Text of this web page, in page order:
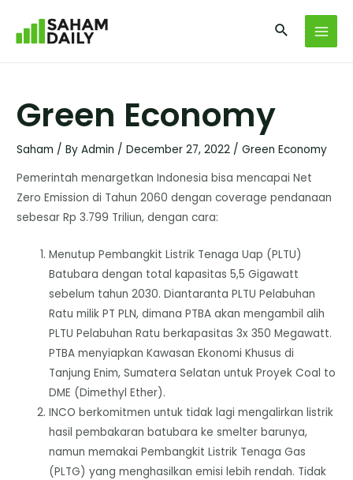
Green Economy
Saham / ByAdmin /December 27, 2022 /Green Economy
Pemerintah menargetkan Indonesia bisa mencapai Net
Zero Emission di Tahun 2060 dengan coverage pendanaan
sebesar Rp 3.799 Triliun, dengan cara:
Menutup Pembangkit Listrik Tenaga Uap (PLTU)
Batubara dengan total kapasitas 5,5 Gigawatt
sebelum tahun 2030. Diantaranta PLTU Pelabuhan
Ratu milik PT PLN, dimana PTBA akan mengambil alih
PLTU Pelabuhan Ratu berkapasitas 3x 350 Megawatt.
PTBA menyiapkan Kawasan Ekonomi Khusus di
Tanjung Enim, Sumatera Selatan untuk Proyek Coal to
DME (Dimethyl Ether).
INCO berkomitmen untuk tidak lagi mengalirkan listrik
hasil pembakaran batubara ke smelter barunya,
namun memakai Pembangkit Listrik Tenaga Gas
(PLTG) yang menghasilkan emisi lebih rendah. Tidak